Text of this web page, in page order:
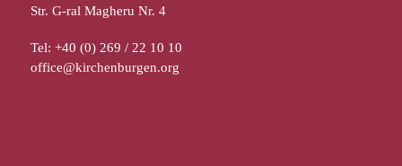
Str. G-ral Magheru Nr. 4
Tel: +40 (0) 269 / 22 10 10
office@kirchenburgen.org